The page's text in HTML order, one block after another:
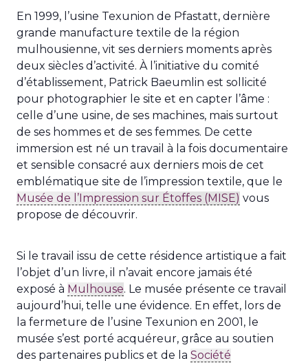
En 1999, l’usine Texunion de Pfastatt, dernière
grande manufacture textile de la région
mulhousienne, vit ses derniers moments après
deux siècles d’activité. À l’initiative du comité
d’établissement, Patrick Baeumlin est sollicité
pour photographier le site et en capter l’âme :
celle d’une usine, de ses machines, mais surtout
de ses hommes et de ses femmes. De cette
immersion est né un travail à la fois documentaire
et sensible consacré aux derniers mois de cet
emblématique site de l’impression textile, que le
Musée de l’Impression sur Étoffes (MISE) vous
propose de découvrir.
Si le travail issu de cette résidence artistique a fait
l’objet d’un livre, il n’avait encore jamais été
exposé à Mulhouse. Le musée présente ce travail
aujourd’hui, telle une évidence. En effet, lors de
la fermeture de l’usine Texunion en 2001, le
musée s’est porté acquéreur, grâce au soutien
des partenaires publics et de la Société